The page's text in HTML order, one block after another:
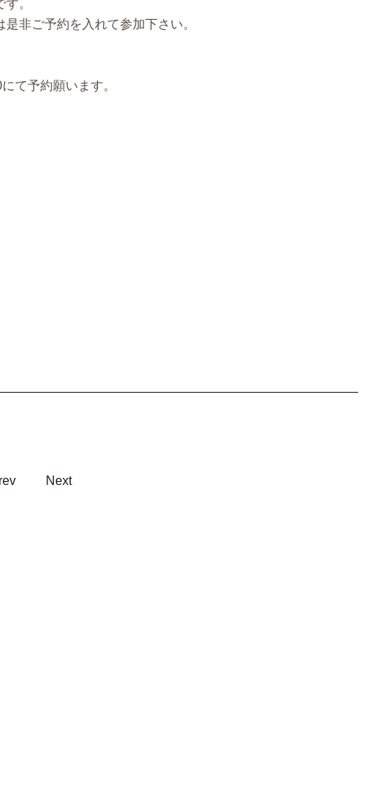
。
非ご予約を入れて参加下さい。
て予約願います。
Next